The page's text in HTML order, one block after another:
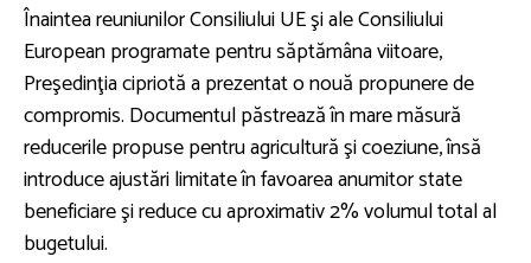
Înaintea reuniunilor Consiliului UE şi ale Consiliului
European programate pentru săptămâna viitoare,
Preşedinţia cipriotă a prezentat o nouă propunere de
compromis. Documentul păstrează în mare măsură
reducerile propuse pentru agricultură şi coeziune, însă
introduce ajustări limitate în favoarea anumitor state
beneficiare şi reduce cu aproximativ 2% volumul total al
bugetului.